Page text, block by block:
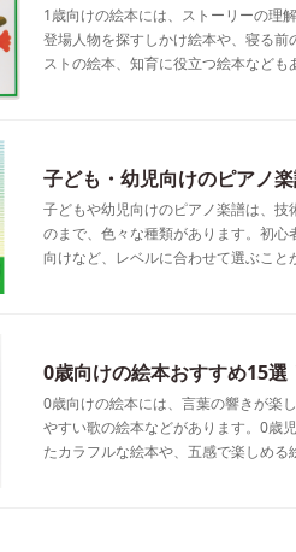
1歳向けの絵本には、ストーリーの理
登場人物を探すしかけ絵本や、寝る
ストの絵本、知育に役立つ絵本など
子ども・幼児向けのピアノ
子どもや幼児向けのピアノ楽譜は、
のまで、色々な種類があります。初
向けなど、レベルに合わせて選ぶこ
0歳向けの絵本おすすめ15選
0歳向けの絵本には、言葉の響きが楽
やすい歌の絵本などがあります。0歳
たカラフルな絵本や、五感で楽しめ